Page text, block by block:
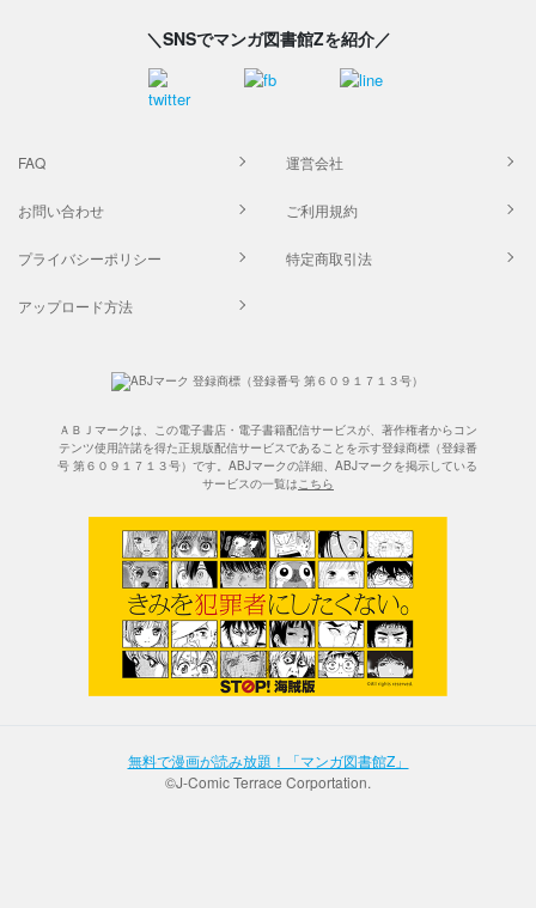
＼SNSでマンガ図書館Zを紹介／
FAQ 運営会社
お問い合わせ ご利用規約
プライバシーポリシー 特定商取引法
アップロード方法
ＡＢＪマークは、この電子書店・電子書籍配信サービスが、著作権者からコン
テンツ使用許諾を得た正規版配信サービスであることを示す登録商標（登録番
号 第６０９１７１３号）です。ABJマークの詳細、ABJマークを掲示している
サービスの一覧はこちら
無料で漫画が読み放題！「マンガ図書館Z」
©J-Comic Terrace Corportation.